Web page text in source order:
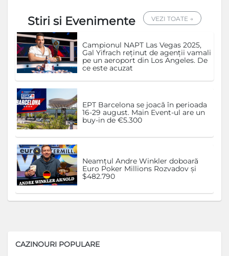
Stiri si Evenimente VEZI TOATE →
Campionul NAPT Las Vegas 2025,
Gal Yifrach reținut de agenții vamali
pe un aeroport din Los Angeles. De
ce este acuzat
EPT Barcelona se joacă în perioada
16-29 august. Main Event-ul are un
buy-in de €5.300
Neamțul Andre Winkler doboară
Euro Poker Millions Rozvadov și
$482.790
CAZINOURI POPULARE